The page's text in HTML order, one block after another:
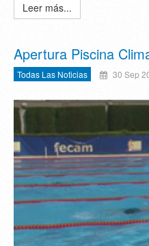
Leer más...
Apertura Piscina
Todas Las Noticias 30 Sep